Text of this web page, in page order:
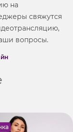
на
свяжутся
вопросы.